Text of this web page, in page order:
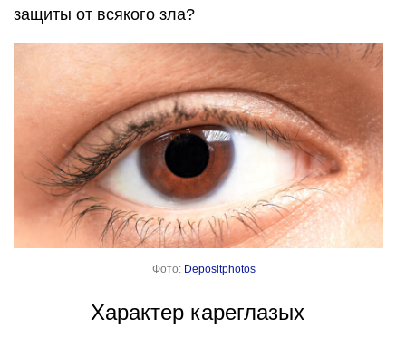
защиты от всякого зла?
Фото: Depositphotos
Характер кареглазых